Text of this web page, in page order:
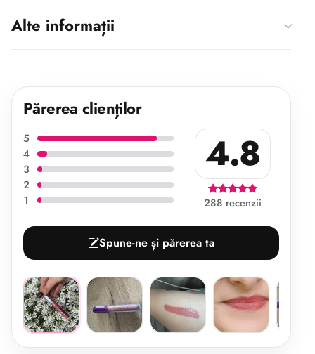
Alte informații
Părerea clienților
5
4
3
2
1
4.8
288 recenzii
Spune-ne și părerea ta